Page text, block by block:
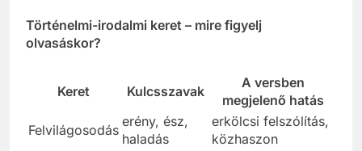
Történelmi-irodalmi keret – mire figyelj
olvasáskor?
Keret Kulcsszavak
A versben
megjelenő hatás
Felvilágosodás
erény, ész,
haladás
erkölcsi felszólítás,
közhaszon